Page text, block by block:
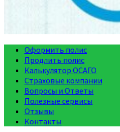
Оформить полис
Продлить полис
Калькулятор ОСАГО
Страховые компании
Вопросы и Ответы
Полезные сервисы
Отзывы
Контакты